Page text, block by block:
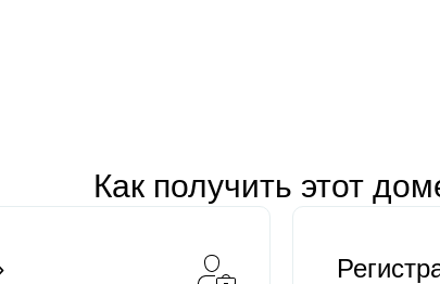
Как получить этот